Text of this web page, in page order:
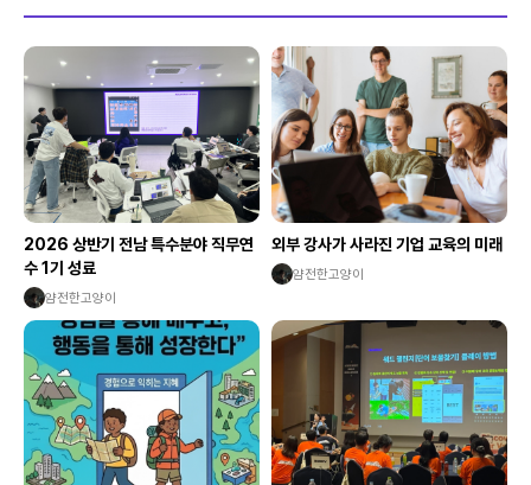
2026 상반기 전남 특수분야 직무연
수 1기 성료
얌전한고양이
외부 강사가 사라진 기업 교육의 미래
얌전한고양이